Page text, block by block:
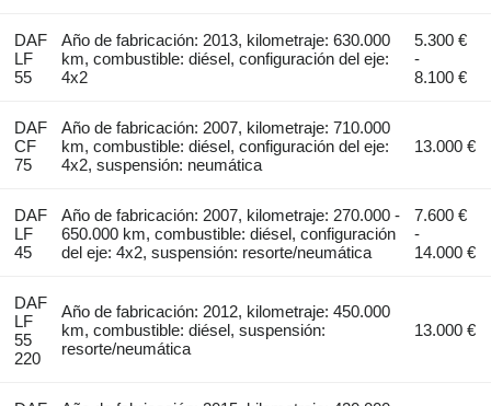
DAF
LF
55
Año de fabricación: 2013, kilometraje: 630.000
km, combustible: diésel, configuración del eje:
4x2
5.300 €
-
8.100 €
DAF
CF
75
Año de fabricación: 2007, kilometraje: 710.000
km, combustible: diésel, configuración del eje:
4x2, suspensión: neumática
13.000 €
DAF
LF
45
Año de fabricación: 2007, kilometraje: 270.000 -
650.000 km, combustible: diésel, configuración
del eje: 4x2, suspensión: resorte/neumática
7.600 €
-
14.000 €
DAF
LF
55
220
Año de fabricación: 2012, kilometraje: 450.000
km, combustible: diésel, suspensión:
resorte/neumática
13.000 €